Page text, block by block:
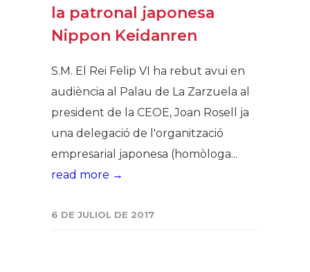
la patronal japonesa
Nippon Keidanren
S.M. El Rei Felip VI ha rebut avui en
audiència al Palau de La Zarzuela al
president de la CEOE, Joan Rosell ja
una delegació de l'organització
empresarial japonesa (homòloga...
read more →
6 DE JULIOL DE 2017